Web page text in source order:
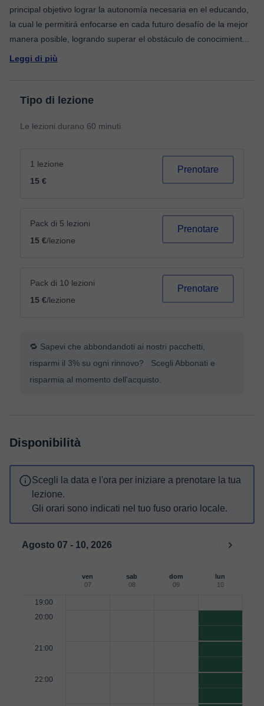
principal objetivo lograr la autonomía necesaria en el educando,
la cual le permitirá enfocarse en cada futuro desafío de la mejor
manera posible, logrando superar el obstáculo de conocimient
Leggi di più
Tipo di lezione
Le lezioni durano 60 minuti
1 lezione
15 €
Prenotare
Pack di 5 lezioni
15 €/lezione
Prenotare
Pack di 10 lezioni
15 €/lezione
Prenotare
🔁 Sapevi che abbondandoti ai nostri pacchetti,
risparmi il 3% su ogni rinnovo? Scegli Abbonati e
risparmia al momento dell'acquisto.
Disponibilità
Scegli la data e l'ora per iniziare a prenotare la tua
lezione.
Gli orari sono indicati nel tuo fuso orario locale.
Agosto 07 - 10, 2026
ven
07
sab
08
dom
09
lun
10
19:00
20:00
21:00
22:00